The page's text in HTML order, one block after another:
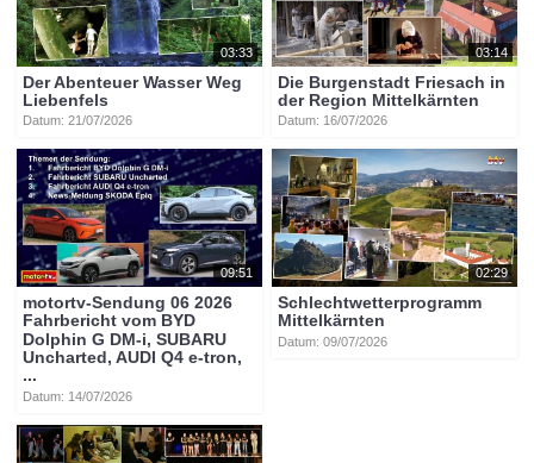
03:33
Der Abenteuer Wasser Weg
Liebenfels
Datum: 21/07/2026
03:14
Die Burgenstadt Friesach in
der Region Mittelkärnten
Datum: 16/07/2026
09:51
motortv-Sendung 06 2026
Fahrbericht vom BYD
Dolphin G DM-i, SUBARU
Uncharted, AUDI Q4 e-tron,
...
Datum: 14/07/2026
02:29
Schlechtwetterprogramm
Mittelkärnten
Datum: 09/07/2026